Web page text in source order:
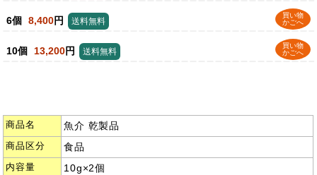
6個 8,400円
買い物
かごへ
送料無料
10個 13,200円
買い物
かごへ
送料無料
商品名 魚介 乾製品
商品区分 食品
内容量 10g×2個